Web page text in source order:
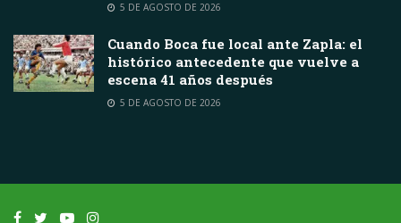
5 DE AGOSTO DE 2026
Cuando Boca fue local ante Zapla: el
histórico antecedente que vuelve a
escena 41 años después
5 DE AGOSTO DE 2026